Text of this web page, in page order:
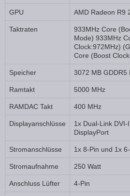
GPU AMD Radeon R9
Taktraten
933MHz Core
Mode) 933MHz
Clock:972MHz)
Core (Boost
Speicher 3072 MB GDDR5
Ramtakt 5000 MHz
RAMDAC Takt 400 MHz
Displayanschlüsse
1x Dual-Link
DisplayPort
Stromanschlüsse 1x 8-Pin und 1x
Stromaufnahme 250 Watt
Anschluss Lüfter 4-Pin